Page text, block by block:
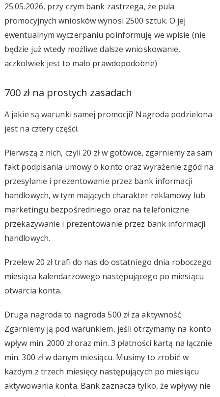
25.05.2026, przy czym bank zastrzega, że pula
promocyjnych wniosków wynosi 2500 sztuk. O jej
ewentualnym wyczerpaniu poinformuję we wpisie (nie
będzie już wtedy możliwe dalsze wnioskowanie,
aczkolwiek jest to mało prawdopodobne)
700 zł na prostych zasadach
A jakie są warunki samej promocji? Nagroda podzielona
jest na cztery części.
Pierwszą z nich, czyli 20 zł w gotówce, zgarniemy za sam
fakt podpisania umowy o konto oraz wyrażenie zgód na
przesyłanie i prezentowanie przez bank informacji
handlowych, w tym mających charakter reklamowy lub
marketingu bezpośredniego oraz na telefoniczne
przekazywanie i prezentowanie przez bank informacji
handlowych.
Przelew 20 zł trafi do nas do ostatniego dnia roboczego
miesiąca kalendarzowego następującego po miesiącu
otwarcia konta.
Druga nagroda to nagroda 500 zł za aktywność.
Zgarniemy ją pod warunkiem, jeśli otrzymamy na konto
wpływ min. 2000 zł oraz min. 3 płatności kartą na łącznie
min. 300 zł w danym miesiącu. Musimy to zrobić w
każdym z trzech miesięcy następujących po miesiącu
aktywowania konta. Bank zaznacza tylko, że wpływy nie